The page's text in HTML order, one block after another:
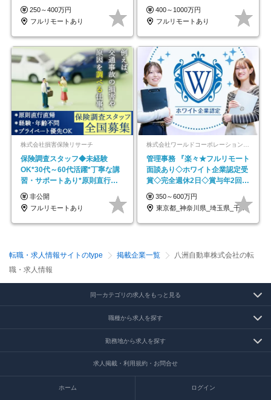
130日
250～400万円
フルリモートあり
など最先端案件多数
400～1000万円
フルリモートあり
株式会社損害保険リサーチ
保険調査スタッフ◆未経験
OK*30代～60代活躍*丁寧な講
習・サポートあり*原則直行直
帰／全国募集・業務委託
非公開
フルリモートあり
株式会社ワールドコーポレーション 採用事業部【上場グループ】
管理事務 『楽々★フルリモート
面談あり◇ホワイト企業認定受
賞◇完全週休2日◇賞与年2回
/p13
350～600万円
東京都_神奈川県_埼玉県_千葉県_大阪府…
転職・求人情報サイトのtype 掲載企業一覧
八洲自動車株式会社の転
職・求人情報
同一カテゴリの求人をもっと見る
職種から求人を探す
勤務地から求人を探す
求人掲載・利用規約・お問合せ
ホーム ログイン